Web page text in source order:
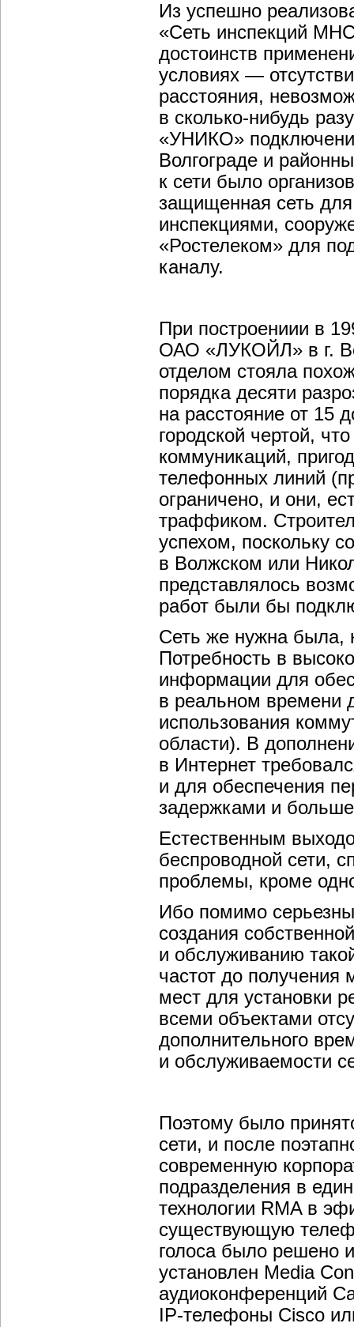
Из успешно
«Сеть инспекций
достоинств
условиях —
расстояния,
в сколько-нибудь
«УНИКО»
Волгограде и
к сети было
защищенная сеть
инспекциями,
«Ростелеком» для
каналу.
При построениии в
ОАО «ЛУКОЙЛ» в г.
отделом стояла
порядка десяти
на расстояние от 15
городской чертой,
коммуникаций,
телефонных линий
ограничено, и они,
траффиком.
успехом, поскольку
в Волжском или
представлялось
работ были бы
Сеть же нужна была,
Потребность в
информации для
в реальном времени
использования
области). В
в Интернет
и для обеспечения
задержками и
Естественным
беспроводной сети,
проблемы, кроме
Ибо помимо
создания
и обслуживанию
частот до получения
мест для установки
всеми объектами
дополнительного
и обслуживаемости
Поэтому было
сети, и после
современную
подразделения в
технологии RMA в
существующую
голоса было решено
установлен Media
аудиоконференций
IP-телефоны Cisco